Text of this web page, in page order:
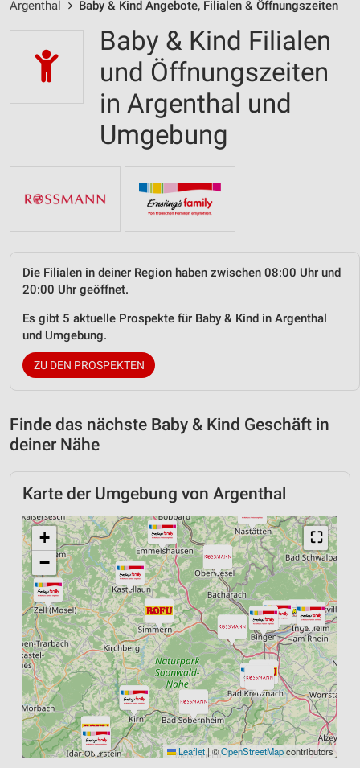
Argenthal Baby & Kind Angebote, Filialen & Öffnungszeiten
Baby & Kind Filialen
und Öffnungszeiten
in Argenthal und
Umgebung
Die Filialen in deiner Region haben zwischen 08:00 Uhr und
20:00 Uhr geöffnet.
Es gibt 5 aktuelle Prospekte für Baby & Kind in Argenthal
und Umgebung.
ZU DEN PROSPEKTEN
Finde das nächste Baby & Kind Geschäft in
deiner Nähe
Karte der Umgebung von Argenthal
⛶
+
−
Leaflet |©OpenStreetMapcontributors